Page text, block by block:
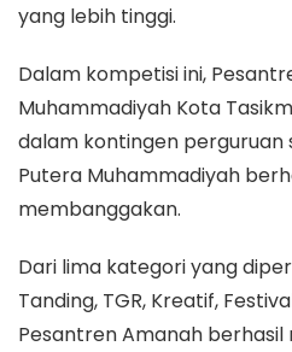
yang lebih tinggi.
Dalam kompetisi ini,
Muhammadiyah Kota
dalam kontingen perguruan
Putera Muhammadiyah
membanggakan.
Dari lima kategori yang
Tanding, TGR, Kreatif,
Pesantren Amanah